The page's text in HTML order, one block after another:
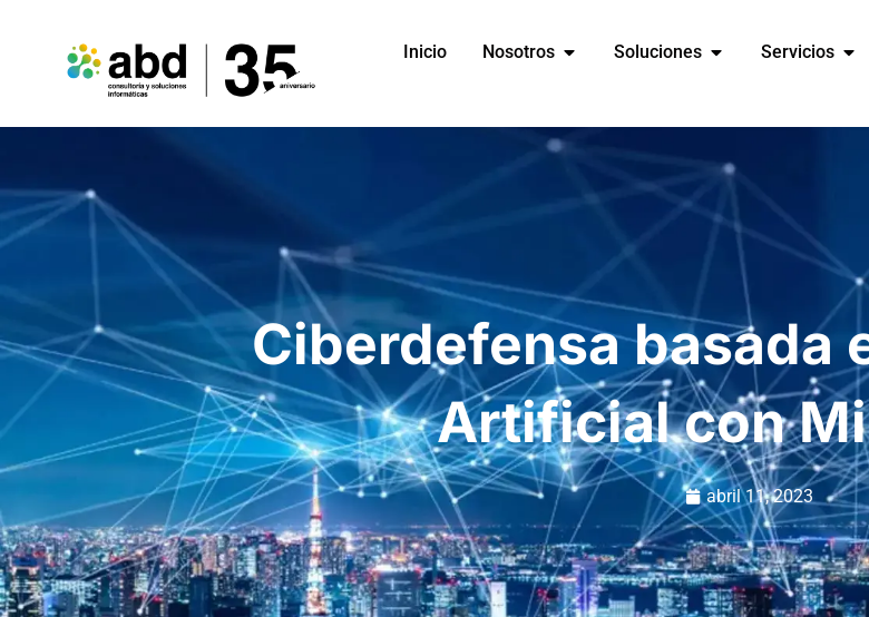
Inicio Nosotros Soluciones Servicios
Ciberdefensa basada
Artificial con
abril 11, 2023